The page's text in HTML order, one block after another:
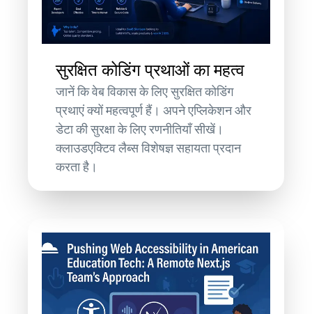
सुरक्षित कोडिंग प्रथाओं का महत्व
जानें कि वेब विकास के लिए सुरक्षित कोडिंग
प्रथाएं क्यों महत्वपूर्ण हैं। अपने एप्लिकेशन और
डेटा की सुरक्षा के लिए रणनीतियाँ सीखें।
क्लाउडएक्टिव लैब्स विशेषज्ञ सहायता प्रदान
करता है।